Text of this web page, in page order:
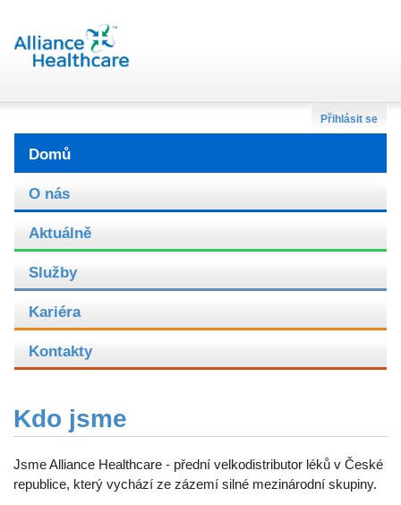
Přihlásit se
Domů
O nás
Aktuálně
Služby
Kariéra
Kontakty
Kdo jsme
Jsme Alliance Healthcare - přední velkodistributor léků v České
republice, který vychází ze zázemí silné mezinárodní skupiny.